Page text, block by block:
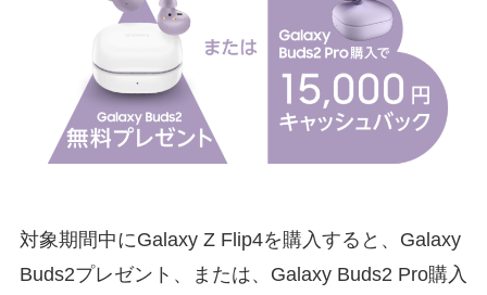
対象期間中にGalaxy Z Flip4を購入すると、Galaxy
Buds2プレゼント、または、Galaxy Buds2 Pro購入